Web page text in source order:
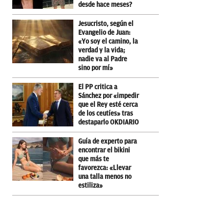
desde hace meses?
Jesucristo, según el
Evangelio de Juan:
«Yo soy el camino, la
verdad y la vida;
nadie va al Padre
sino por mí»
El PP critica a
Sánchez por «impedir
que el Rey esté cerca
de los ceutíes» tras
destaparlo OKDIARIO
Guía de experto para
encontrar el bikini
que más te
favorezca: «Llevar
una talla menos no
estiliza»